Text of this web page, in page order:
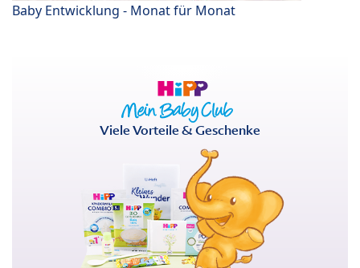
Baby Entwicklung - Monat für Monat
Viele Vorteile & Geschenke